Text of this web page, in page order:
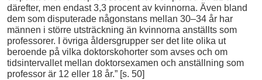
därefter, men endast 3,3 procent av kvinnorna. Även bland
dem som disputerade någonstans mellan 30–34 år har
männen i större utsträckning än kvinnorna anställts som
professorer. I övriga åldersgrupper ser det lite olika ut
beroende på vilka doktorskohorter som avses och om
tidsintervallet mellan doktorsexamen och anställning som
professor är 12 eller 18 år.” [s. 50]